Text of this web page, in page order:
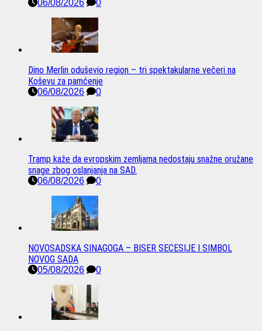
06/08/2026 0
Dino Merlin oduševio region – tri spektakularne večeri na
Koševu za pamćenje
06/08/2026 0
Tramp kaže da evropskim zemljama nedostaju snažne oružane
snage zbog oslanjanja na SAD.
06/08/2026 0
NOVOSADSKA SINAGOGA – BISER SECESIJE I SIMBOL
NOVOG SADA
05/08/2026 0